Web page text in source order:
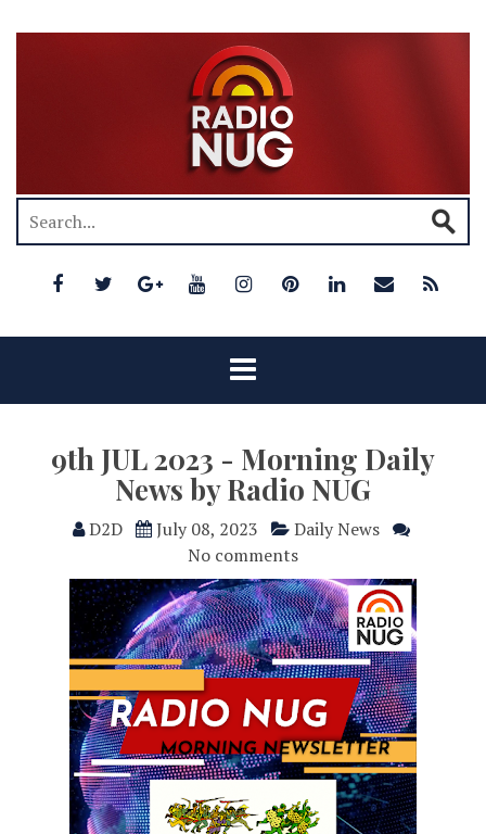
9th JUL 2023 - Morning Daily
News by Radio NUG
D2D July 08, 2023
Daily News
No comments